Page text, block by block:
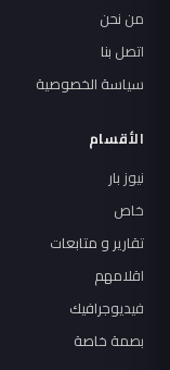
من نحن
اتصل بنا
سياسة الخصوصية
الأقسام
نيوز بار
خاص
تقارير و متابعات
اقلامهم
فيديوجرافيك
بصمة خاصة